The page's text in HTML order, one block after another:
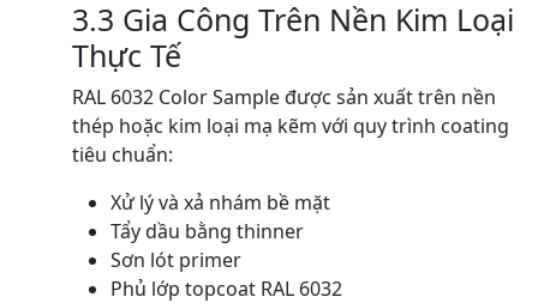
3.3 Gia Công Trên Nền Kim Loại
Thực Tế
RAL 6032 Color Sample được sản xuất trên nền
thép hoặc kim loại mạ kẽm với quy trình coating
tiêu chuẩn:
Xử lý và xả nhám bề mặt
Tẩy dầu bằng thinner
Sơn lót primer
Phủ lớp topcoat RAL 6032